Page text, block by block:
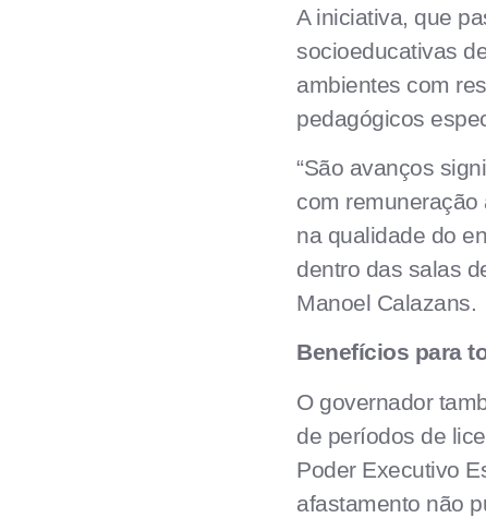
A iniciativa, que
socioeducativas
ambientes com
pedagógicos
“São avanços
com
na qualidade do
dentro das salas
Manoel Calazans.
Benefícios para
O governador
de períodos de
Poder Executivo
afastamento não